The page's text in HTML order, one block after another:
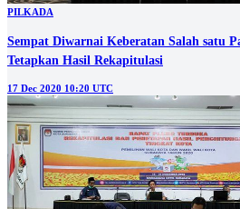
PILKADA
Sempat Diwarnai Keberatan Salah satu
Tetapkan Hasil Rekapitulasi
17 Dec 2020 10:20 UTC